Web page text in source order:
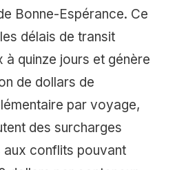
Bonne-Espérance. Ce
délais de transit
à quinze jours et génère
de dollars de
par voyage,
des surcharges
aux conflits pouvant